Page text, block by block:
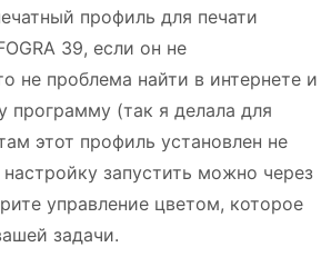
профиль для печати
39, если он не
не проблема найти в интернете и
программу (так я делала для
этот профиль установлен не
запустить можно через
управление цветом, которое
задачи.